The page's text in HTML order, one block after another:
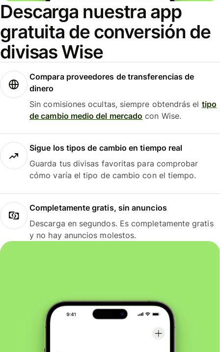
Descarga nuestra app
gratuita de conversión de
divisas Wise
Compara proveedores de transferencias de
dinero
Sin comisiones ocultas, siempre obtendrás el tipo
de cambio medio del mercado con Wise.
Sigue los tipos de cambio en tiempo real
Guarda tus divisas favoritas para comprobar
cómo varía el tipo de cambio con el tiempo.
Completamente gratis, sin anuncios
Descarga en segundos. Es completamente gratis
y no hay anuncios molestos.